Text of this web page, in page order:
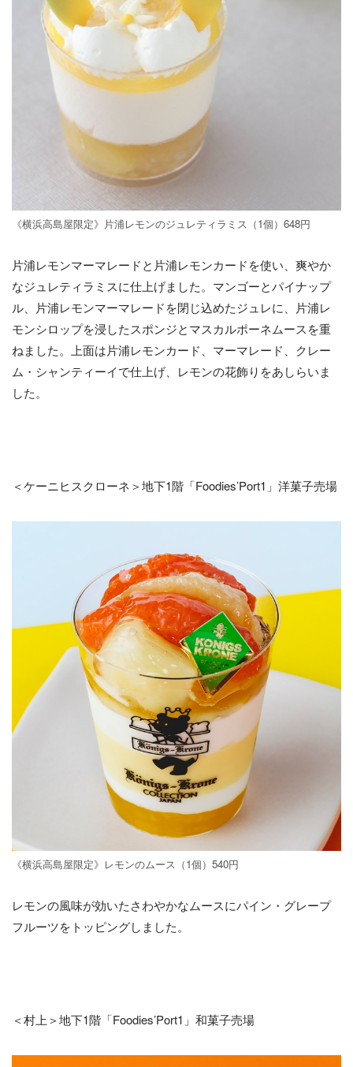
《横浜高島屋限定》片浦レモンのジュレティラミス（1個）648円
片浦レモンマーマレードと片浦レモンカードを使い、爽やか
なジュレティラミスに仕上げました。マンゴーとパイナップ
ル、片浦レモンマーマレードを閉じ込めたジュレに、片浦レ
モンシロップを浸したスポンジとマスカルポーネムースを重
ねました。上面は片浦レモンカード、マーマレード、クレー
ム・シャンティーイで仕上げ、レモンの花飾りをあしらいま
した。
＜ケーニヒスクローネ＞地下1階「Foodies’Port1」洋菓子売場
《横浜高島屋限定》レモンのムース（1個）540円
レモンの風味が効いたさわやかなムースにパイン・グレープ
フルーツをトッピングしました。
＜村上＞地下1階「Foodies’Port1」和菓子売場